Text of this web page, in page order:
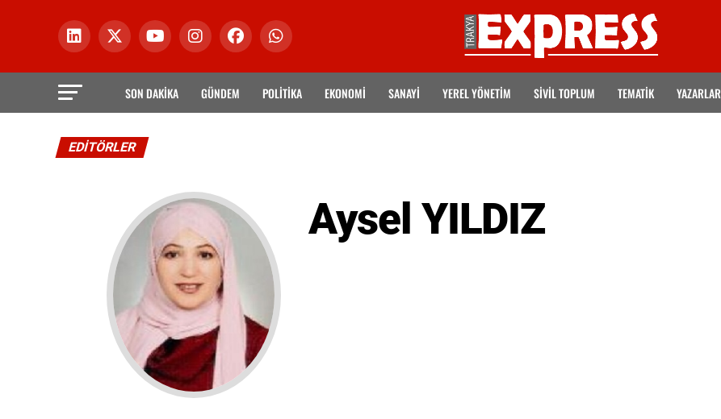
SON DAKİKA GÜNDEM POLİTİKA EKONOMİ SANAYİ YEREL YÖNETİM SİVİL TOPLUM TEMATIK YAZARLAR
EDITÖRLER
Aysel YILDIZ